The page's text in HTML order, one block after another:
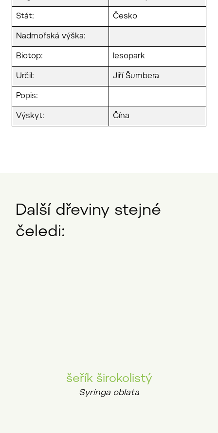
Stát: Česko
Nadmořská výška:
Biotop: lesopark
Určil: Jiří Šumbera
Popis:
Výskyt: Čína
Další dřeviny stejné
čeledi:
šeřík širokolistý
Syringa oblata